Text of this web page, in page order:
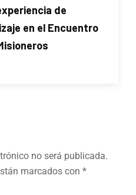
de
en el Encuentro
no será publicada.
marcados con *